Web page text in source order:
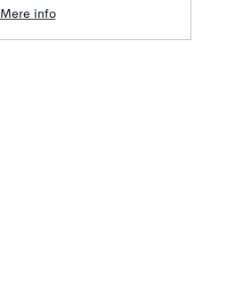
Mere info